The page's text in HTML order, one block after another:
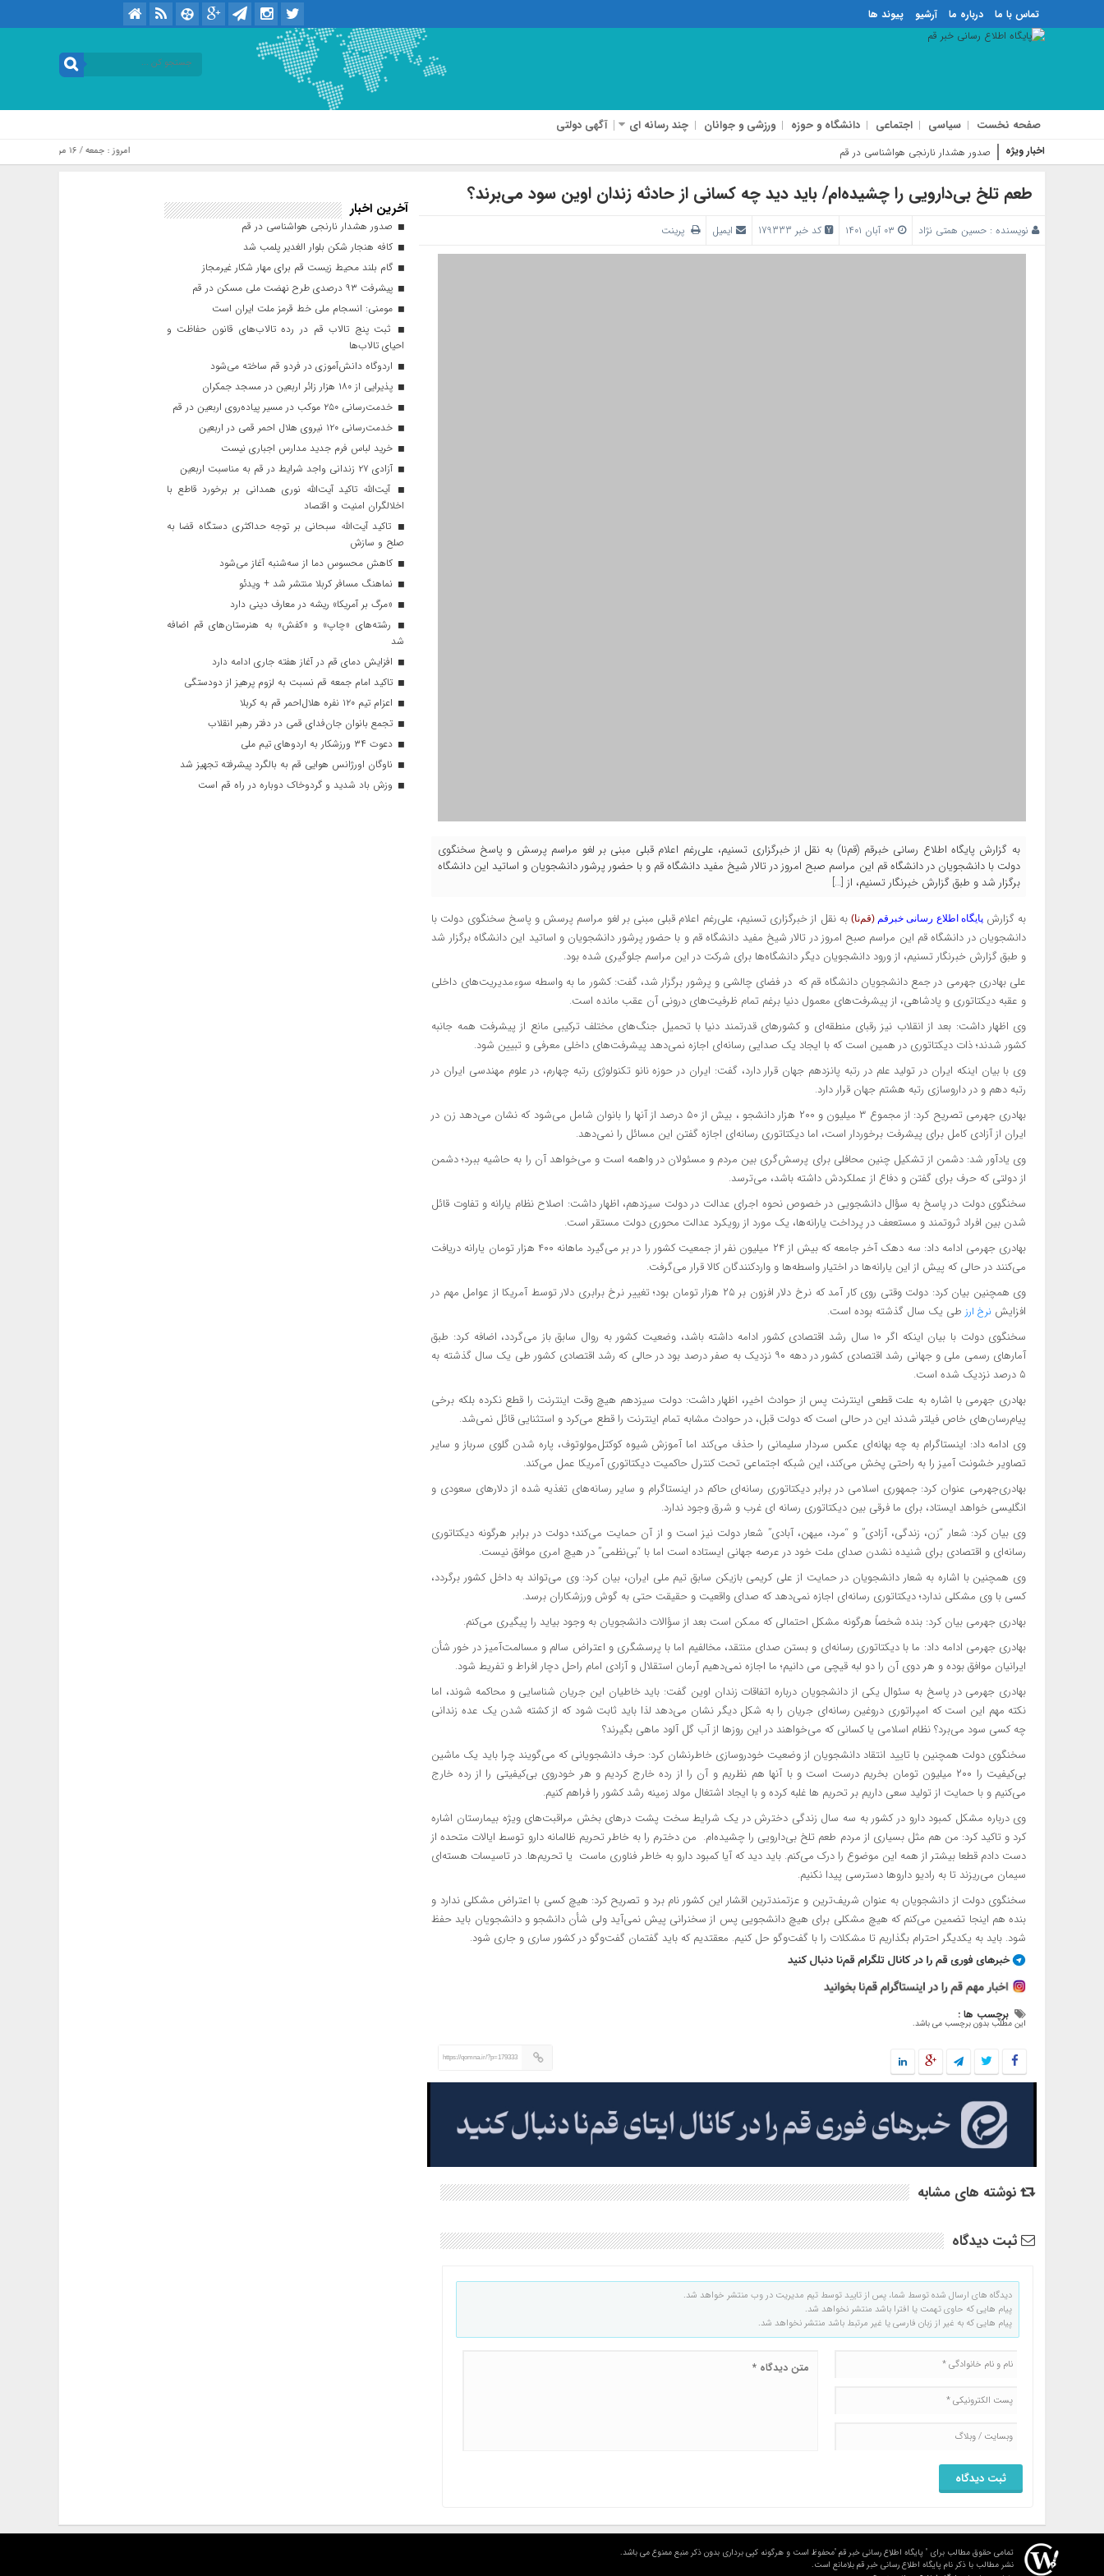
تماس با ما درباره ما آرشیو پیوند ها
صفحه نخست سیاسی اجتماعی دانشگاه و حوزه ورزشی و جوانان چند رسانه ای آگهی دولتی
اخبار ویژه کافه هنجار شکن بلو امروز : جمعه / ۱۶ مرداد / ۱۴۰۵ .::. برابر با : Friday, 7 August , 2026
طعم تلخ بی‌دارویی را چشیده‌ام/ باید دید چه کسانی از حادثه زندان اوین سود می‌برند؟
نویسنده : حسین همتی نژاد کد خبر 179333 ایمیل پرینت
به گزارش پایگاه اطلاع رسانی خبرقم (قم‌نا) به نقل از خبرگزاری تسنیم، علی‌رغم اعلام قبلی مبنی بر لغو مراسم پرسش و پاسخ سخنگوی
دولت با دانشجویان در دانشگاه قم این مراسم صبح امروز در تالار شیخ مفید دانشگاه قم و با حضور پرشور دانشجویان و اساتید این دانشگاه
برگزار شد و طبق گزارش خبرنگار تسنیم، از […]
به گزارشپایگاه اطلاع رسانی خبرقم (قم‌نا)
به نقل از خبرگزاری تسنیم، علی‌رغم اعلام قبلی مبنی بر لغو مراسم پرسش و پاسخ سخنگوی دولت با
دانشجویان در دانشگاه قم این مراسم صبح امروز در تالار شیخ مفید دانشگاه قم و با حضور پرشور دانشجویان و اساتید این دانشگاه برگزار شد
و طبق گزارش خبرنگار تسنیم، از ورود دانشجویان دیگر دانشگاه‌ها برای شرکت در این مراسم جلوگیری شده بود.
علی بهادری جهرمی در جمع دانشجویان دانشگاه قم که ‌در فضای ‌چالشی و پرشور برگزار شد، ‌گفت:‌ کشور ما به واسطه سوءمدیریت‌های داخلی
و عقبه دیکتاتوری و پادشاهی، از پیشرفت‌های معمول دنیا برغم تمام ظرفیت‌های درونی آن عقب مانده‌ است.
وی اظهار داشت:‌ بعد از انقلاب نیز رقبای منطقه‌ای و کشورهای قدرتمند دنیا با تحمیل جنگ‌های مختلف ترکیبی مانع از پیشرفت همه جانبه
کشور شدند؛ ذات دیکتاتوری در همین است که با ایجاد یک صدایی رسانه‌ای اجازه نمی‌دهد پیشرفت‌های داخلی معرفی و تبیین شود.
وی با بیان اینکه ایران در تولید علم در رتبه پانزدهم جهان قرار دارد، گفت: ایران در حوزه نانو تکنولوژی رتبه چهارم، در علوم مهندسی ایران در
رتبه دهم و در داروسازی رتبه هشتم جهان قرار دارد.
بهادری جهرمی تصریح کرد: از مجموع ۳ میلیون و ۲۰۰ هزار دانشجو ، بیش از ۵۰ درصد از آنها را بانوان شامل می‌شود که نشان می‌دهد زن در
ایران از آزادی کامل برای پیشرفت برخوردار است، اما دیکتاتوری رسانه‌ای اجازه گفتن این مسائل را نمی‌دهد.
وی یادآور شد: دشمن از تشکیل چنین محافلی برای پرسش‌گری بین مردم و مسئولان در واهمه است و می‌خواهد آن را به حاشیه ببرد؛ دشمن
از دولتی که حرف برای گفتن و دفاع از عملکردش داشته باشد، می‌ترسد.
سخنگوی دولت در پاسخ به سؤال دانشجویی در خصوص نحوه اجرای عدالت در دولت سیزدهم، اظهار داشت: اصلاح نظام یارانه و تفاوت قائل
شدن بین افراد ثروتمند و مستععف در پرداخت یارانه‌ها، یک مورد از رویکرد عدالت محوری دولت مستقر است.
بهادری جهرمی ادامه داد: سه دهک آخر جامعه که بیش از ۲۴ میلیون نفر از جمعیت کشور را در بر می‌گیرد ماهانه ۴۰۰ هزار تومان یارانه دریافت
می‌کنند در حالی که پیش از این یارانه‌ها در اختیار واسطه‌ها و واردکنندگان کالا قرار می‌گرفت.
وی همچنین بیان کرد: دولت وقتی روی کار آمد که نرخ دلار افزون بر ۲۵ هزار تومان بود؛ تغییر نرخ برابری دلار توسط آمریکا از عوامل مهم در
افزایش نرخ ارز طی یک سال گذشته بوده است.
سخنگوی دولت با بیان اینکه اگر ۱۰ سال رشد اقتصادی کشور ادامه داشته باشد، وضعیت کشور به روال سابق باز می‌گردد، اضافه کرد: طبق
آمارهای رسمی ملی و جهانی رشد اقتصادی کشور در دهه ۹۰ نزدیک به صفر درصد بود در حالی که رشد اقتصادی کشور طی یک سال گذشته به
۵ درصد نزدیک شده است.
بهادری جهرمی با اشاره به علت قطعی اینترنت پس از حوادث اخیر، اظهار داشت: دولت سیزدهم هیچ وقت اینترنت را قطع نکرده بلکه برخی
پیام‌رسان‌های خاص فیلتر شدند این در حالی است که دولت قبل،‌ در حوادث مشابه تمام اینترنت را قطع می‌کرد و استثنایی قائل نمی‌شد.
وی ادامه داد: اینستاگرام به چه بهانه‌ای عکس سردار سلیمانی را حذف می‌کند اما آموزش شیوه کوکتل‌مولوتوف، پاره شدن گلوی سرباز و سایر
تصاویر خشونت آمیز را به راحتی پخش می‌کند، این شبکه اجتماعی تحت کنترل حاکمیت دیکتاتوری آمریکا عمل می‌‌کند.
بهادری‌جهرمی عنوان کرد: جمهوری اسلامی در برابر دیکتاتوری رسانه‌ای حاکم در اینستاگرام و سایر رسانه‌های تغذیه شده از دلارهای سعودی و
انگلیسی خواهد ایستاد، برای ما فرقی بین دیکتاتوری رسانه ای غرب و شرق وجود ندارد.
وی بیان کرد: شعار “زن، زندگی، آزادی” و “مرد، میهن، آبادی” شعار دولت نیز است و از آن حمایت می‌کند؛ دولت در برابر هرگونه دیکتاتوری
رسانه‌ای و اقتصادی برای شنیده نشدن صدای ملت خود در عرصه جهانی ایستاده است اما با “بی‌نظمی” در هیچ امری موافق نیست.
وی همچنین با اشاره به شعار دانشجویان در حمایت از علی کریمی بازیکن سابق تیم ملی ایران، بیان کرد: وی می‌تواند به داخل کشور برگردد،
کسی با وی مشکلی ندارد؛ دیکتاتوری رسانه‌ای اجازه نمی‌دهد که صدای واقعیت و حقیقت حتی به گوش ورزشکاران برسد.
بهادری جهرمی بیان کرد: بنده شخصاً هرگونه مشکل احتمالی که ممکن است بعد از سؤالات دانشجویان به وجود بیاید را پیگیری می‌کنم.
بهادری جهرمی ادامه داد: ما با دیکتاتوری رسانه‌ای و بستن صدای منتقد، مخالفیم اما با پرسشگری و اعتراض سالم و مسالمت‌آمیز در خور شأن
ایرانیان موافق بوده و هر دوی آن را دو لبه قیچی می دانیم؛ ما اجازه نمی‌دهیم آرمان استقلال و آزادی امام راحل دچار افراط و تفریط شود.
بهادری جهرمی در پاسخ به سئوال یکی از دانشجویان درباره ‌اتفاقات زندان اوین گفت: ‌باید خاطیان این جریان شناسایی و محاکمه شوند، اما
نکته مهم این است که ‌امپراتوری دروغین رسانه‌ای جریان را به شکل دیگر نشان می‌دهد لذا باید ثابت شود که از کشته شدن یک عده زندانی
چه کسی سود می‌برد؟ نظام اسلامی یا کسانی که می‌خواهند در این روزها از آب گل آلود ماهی بگیرند؟
سخنگوی دولت همچنین با تایید انتقاد دانشجویان از وضعیت خودروسازی خاطرنشان کرد: حرف دانشجویانی که می‌گویند چرا باید یک ماشین
بی‌کیفیت را ۲۰۰ میلیون تومان بخریم درست است و با آنها هم نظریم و آن را از رده خارج کردیم و هر خودروی بی‌کیفیتی را از رده خارج
می‌کنیم و با حمایت از تولید سعی داریم بر تحریم ها غلبه کرده و با ایجاد اشتغال مولد زمینه رشد کشور را فراهم کنیم.
وی درباره مشکل کمبود دارو در کشور به سه سال زندگی دخترش در یک شرایط سخت پشت درهای بخش مراقبت‌های ویژه بیمارستان اشاره
کرد و تاکید کرد: ‌من هم مثل بسیاری از مردم طعم تلخ بی‌دارویی را چشیده‌ام. من دخترم را به خاطر تحریم ظالمانه دارو توسط ایالات متحده از
دست دادم قطعا بیشتر از همه این موضوع را درک می‌کنم.‌ باید دید که آیا کمبود دارو به خاطر فناوری ماست یا تحریم‌ها. در تاسیسات هسته‌ای
سیمان می‌ریزند تا به رادیو داروها دسترسی پیدا نکنیم.
سخنگوی دولت از دانشجویان به عنوان شریف‌ترین و عزتمندترین اقشار این کشور نام برد و تصریح کرد: ‌هیچ کسی با اعتراض مشکلی ندارد و
بنده هم اینجا تضمین می‌کنم که هیچ مشکلی برای هیچ دانشجویی پس از سخنرانی پیش نمی‌آید ولی شأن دانشجو و دانشجویان باید حفظ
شود. باید به یکدیگر احترام بگذاریم تا مشکلات را با گفت‌وگو حل کنیم. معقتدیم که باید گفتمان گفت‌وگو در کشور ساری و جاری شود.
برچسب ها :
این مطلب بدون برچسب می باشد.
https://qomna.ir/?p=179333
نوشته های مشابه
ثبت دیدگاه
دیدگاه های ارسال شده توسط شما، پس از تایید توسط تیم مدیریت در وب منتشر خواهد شد.
پیام هایی که حاوی تهمت یا افترا باشد منتشر نخواهد شد.
پیام هایی که به غیر از زبان فارسی یا غیر مرتبط باشد منتشر نخواهد شد.
آخرین اخبار
صدور هشدار نارنجی هواشناسی در قم
کافه هنجار شکن بلوار الغدیر پلمب شد
گام بلند محیط زیست قم برای مهار شکار غیرمجاز
پیشرفت ۹۳ درصدی طرح نهضت ملی مسکن در قم
مومنی: انسجام ملی خط قرمز ملت ایران است
ثبت پنج تالاب قم در رده تالاب‌های قانون حفاظت و
احیای تالاب‌ها
اردوگاه دانش‌آموزی در فردو قم ساخته می‌شود
پذیرایی از ۱۸۰ هزار زائر اربعین در مسجد جمکران
خدمت‌رسانی ۲۵۰ موکب در مسیر پیاده‌روی اربعین در قم
خدمت‌رسانی ۱۲۰ نیروی هلال احمر قمی در اربعین
خرید لباس فرم جدید مدارس اجباری نیست
آزادی ۲۷ زندانی واجد شرایط در قم به مناسبت اربعین
آیت‌الله تاکید آیت‌الله نوری همدانی بر برخورد قاطع با
اخلالگران امنیت و اقتصاد
تاکید آیت‌الله‌ سبحانی بر توجه حداکثری دستگاه قضا به
صلح و سازش
کاهش محسوس دما از سه‌شنبه آغاز می‌شود
نماهنگ مسافر کربلا منتشر شد + ویدئو
«مرگ بر آمریکا» ریشه در معارف دینی دارد
رشته‌های «چاپ» و «کفش» به هنرستان‌های قم اضافه
شد
افزایش دمای قم در آغاز هفته جاری ادامه دارد
تاکید امام جمعه قم نسبت به لزوم پرهیز از دودستگی
اعزام تیم ۱۲۰ نفره هلال‌احمر قم به کربلا
تجمع بانوان جان‌فدای قمی در دفتر رهبر انقلاب
دعوت ۳۴ ورزشکار به اردوهای تیم ملی
ناوگان اورژانس هوایی قم به بالگرد پیشرفته تجهیز شد
وزش باد شدید و گردوخاک دوباره در راه قم است
تمامی حقوق مطالب برای " پایگاه اطلاع رسانی خبر قم "محفوظ است و هرگونه کپی برداری بدون ذکر منبع ممنوع می باشد.
نشر مطالب با ذکر نام پایگاه اطلاع رسانی خبر قم بلامانع است.